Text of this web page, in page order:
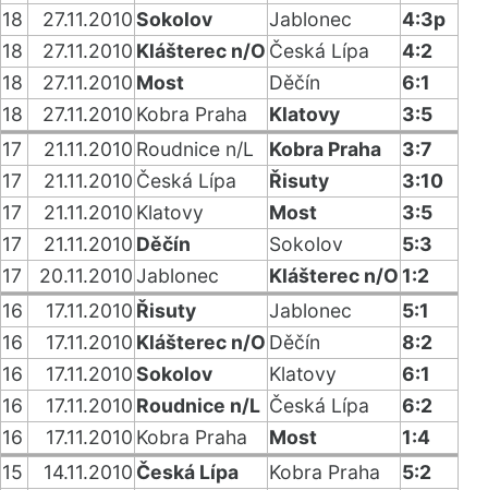
18
27.11.2010Sokolov Jablonec
4:3p
18
27.11.2010 Klášterec n/O Česká Lípa
4:2
18
27.11.2010 Most Děčín
6:1
18
27.11.2010 Kobra Praha Klatovy
3:5
17
21.11.2010 Roudnice n/L Kobra Praha
3:7
17
21.11.2010 Česká Lípa Řisuty
3:10
17
21.11.2010 Klatovy Most
3:5
17
21.11.2010 Děčín Sokolov
5:3
17
20.11.2010Jablonec Klášterec n/O 1:2
16
17.11.2010 Řisuty Jablonec
5:1
16
17.11.2010 Klášterec n/O Děčín
8:2
16
17.11.2010Sokolov Klatovy
6:1
16
17.11.2010 Roudnice n/L Česká Lípa
6:2
16
17.11.2010 Kobra Praha Most
1:4
15
14.11.2010 Česká Lípa Kobra Praha
5:2